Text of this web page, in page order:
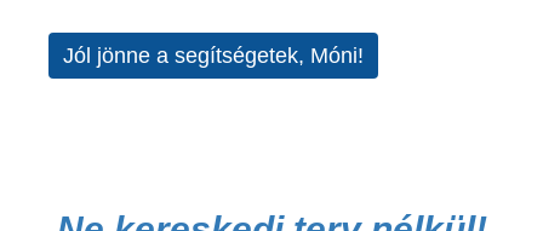
Jól jönne a segítségetek, Móni!